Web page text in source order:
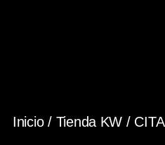
Inicio/ Tienda KW /